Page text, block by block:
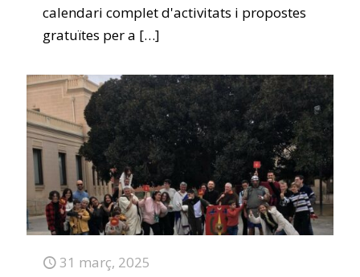
calendari complet d'activitats i propostes
gratuïtes per a […]
31 març, 2025